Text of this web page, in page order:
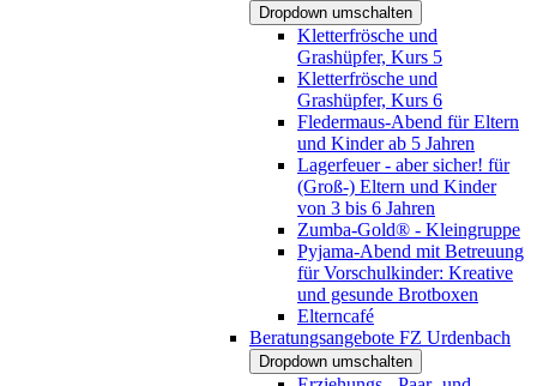
Dropdown umschalten
Kletterfrösche und
Grashüpfer, Kurs 5
Kletterfrösche und
Grashüpfer, Kurs 6
Fledermaus-Abend für Eltern
und Kinder ab 5 Jahren
Lagerfeuer - aber sicher! für
(Groß-) Eltern und Kinder
von 3 bis 6 Jahren
Zumba-Gold® - Kleingruppe
Pyjama-Abend mit Betreuung
für Vorschulkinder: Kreative
und gesunde Brotboxen
Elterncafé
Beratungsangebote FZ Urdenbach
Dropdown umschalten